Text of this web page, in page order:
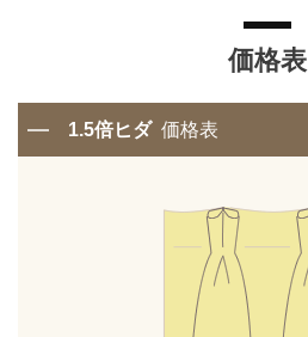
価格表
1.5倍ヒダ 価格表